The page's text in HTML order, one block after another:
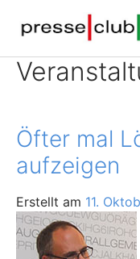
Öfter mal
aufzeigen
Erstellt am 11.